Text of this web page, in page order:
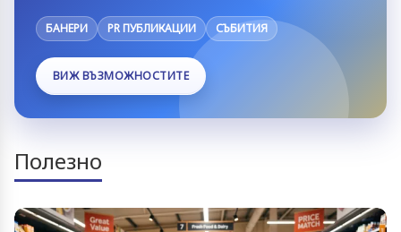
БАНЕРИ PR ПУБЛИКАЦИИ СЪБИТИЯ
ВИЖ ВЪЗМОЖНОСТИТЕ
Полезно